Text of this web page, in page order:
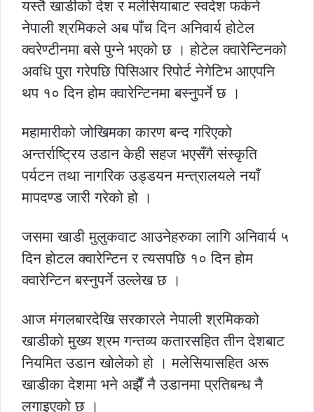
यस्तै खाडीको देश र मलेसियाबाट स्वदेश फर्कने
नेपाली श्रमिकले अब पाँच दिन अनिवार्य होटेल
क्वरेण्टीनमा बसे पुग्ने भएको छ । होटेल क्वारेन्टिनको
अवधि पुरा गरेपछि पिसिआर रिपोर्ट नेगेटिभ आएपनि
थप १० दिन होम क्वारेन्टिनमा बस्नुपर्ने छ ।
महामारीको जोखिमका कारण बन्द गरिएको
अन्तर्राष्ट्रिय उडान केही सहज भएसँगै संस्कृति
पर्यटन तथा नागरिक उड्डयन मन्त्रालयले नयाँ
मापदण्ड जारी गरेको हो ।
जसमा खाडी मुलुकवाट आउनेहरुका लागि अनिवार्य ५
दिन होटल क्वारेन्टिन र त्यसपछि १० दिन होम
क्वारेन्टिन बस्नुपर्ने उल्लेख छ ।
आज मंगलबारदेखि सरकारले नेपाली श्रमिकको
खाडीको मुख्य श्रम गन्तव्य कतारसहित तीन देशबाट
नियमित उडान खोलेको हो । मलेसियासहित अरू
खाडीका देशमा भने अझैँ नै उडानमा प्रतिबन्ध नै
लगाइएको छ ।